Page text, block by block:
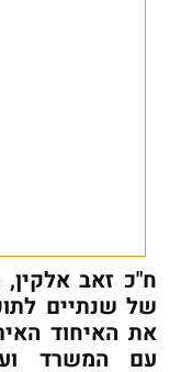
ח"כ זאב
של שנתיים
את האיחוד
עם המשרד